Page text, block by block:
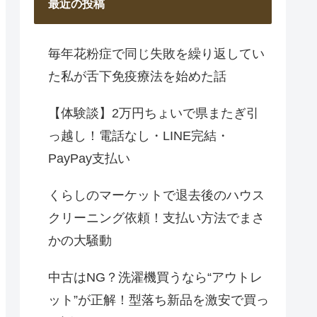
最近の投稿
毎年花粉症で同じ失敗を繰り返してい
た私が舌下免疫療法を始めた話
【体験談】2万円ちょいで県またぎ引
っ越し！電話なし・LINE完結・
PayPay支払い
くらしのマーケットで退去後のハウス
クリーニング依頼！支払い方法でまさ
かの大騒動
中古はNG？洗濯機買うなら“アウトレ
ット”が正解！型落ち新品を激安で買っ